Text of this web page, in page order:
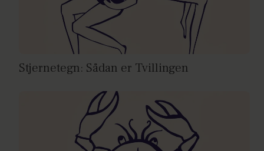
Stjernetegn: Sådan er Tvillingen